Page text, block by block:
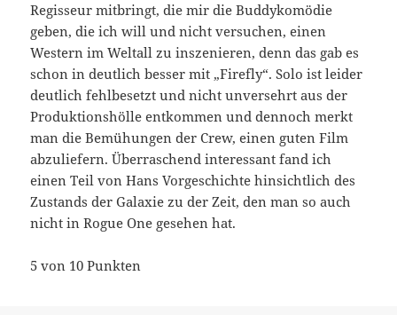
Regisseur mitbringt, die mir die Buddykomödie
geben, die ich will und nicht versuchen, einen
Western im Weltall zu inszenieren, denn das gab es
schon in deutlich besser mit „Firefly“. Solo ist leider
deutlich fehlbesetzt und nicht unversehrt aus der
Produktionshölle entkommen und dennoch merkt
man die Bemühungen der Crew, einen guten Film
abzuliefern. Überraschend interessant fand ich
einen Teil von Hans Vorgeschichte hinsichtlich des
Zustands der Galaxie zu der Zeit, den man so auch
nicht in Rogue One gesehen hat.
5 von 10 Punkten